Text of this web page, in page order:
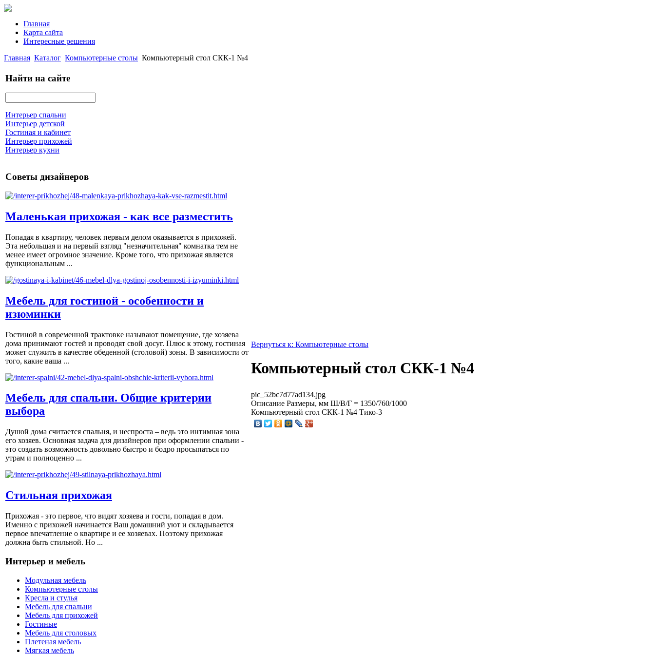
Главная
Карта сайта
Интересные решения
Главная Каталог Компьютерные столы Компьютерный стол СКК-1 №4
Найти на сайте
Интерьер спальни
Интерьер детской
Гостиная и кабинет
Интерьер прихожей
Интерьер кухни
Советы дизайнеров
Маленькая прихожая - как все разместить
Попадая в квартиру, человек первым делом оказывается в прихожей.
Эта небольшая и на первый взгляд "незначительная" комнатка тем не
менее имеет огромное значение. Кроме того, что прихожая является
функциональным ...
Мебель для гостиной - особенности и
изюминки
Гостиной в современной трактовке называют помещение, где хозяева
дома принимают гостей и проводят свой досуг. Плюс к этому, гостиная
может служить в качестве обеденной (столовой) зоны. В зависимости от
того, какие ваша ...
Мебель для спальни. Общие критерии
выбора
Душой дома считается спальня, и неспроста – ведь это интимная зона
его хозяев. Основная задача для дизайнеров при оформлении спальни -
это создать возможность довольно быстро и бодро просыпаться по
утрам и полноценно ...
Стильная прихожая
Прихожая - это первое, что видят хозяева и гости, попадая в дом.
Именно с прихожей начинается Ваш домашний уют и складывается
первое впечатление о квартире и ее хозяевах. Поэтому прихожая
должна быть стильной. Но ...
Интерьер и мебель
Модульная мебель
Компьютерные столы
Кресла и стулья
Мебель для спальни
Мебель для прихожей
Гостиные
Мебель для столовых
Плетеная мебель
Мягкая мебель
Вернуться к: Компьютерные столы
Компьютерный стол СКК-1 №4
pic_52bc7d77ad134.jpg
Описание Размеры, мм Ш/В/Г = 1350/760/1000
Компьютерный стол СКК-1 №4 Тико-3